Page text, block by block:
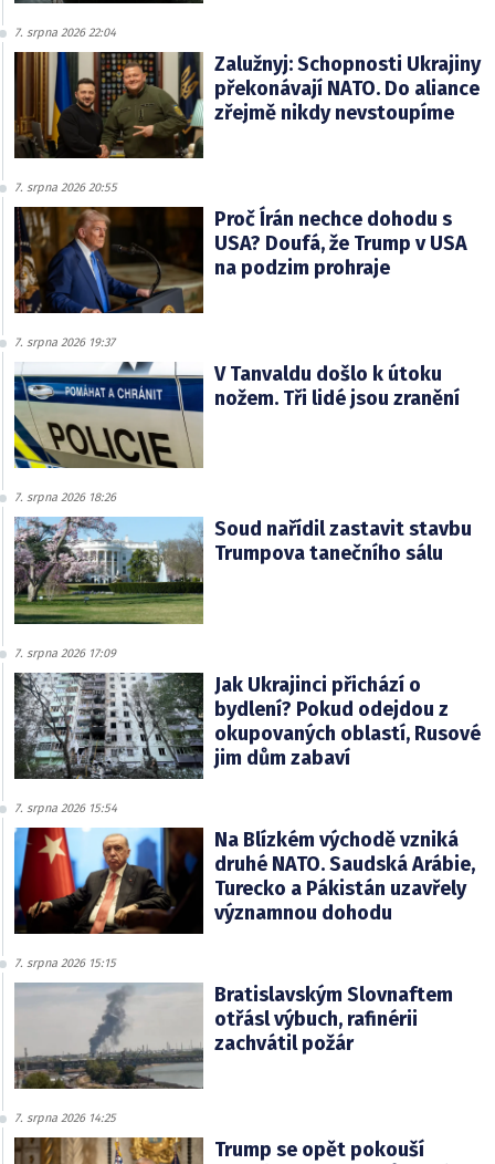
7. srpna 2026 22:04
Zalužnyj: Schopnosti Ukrajiny
překonávají NATO. Do aliance
zřejmě nikdy nevstoupíme
7. srpna 2026 20:55
Proč Írán nechce dohodu s
USA? Doufá, že Trump v USA
na podzim prohraje
7. srpna 2026 19:37
V Tanvaldu došlo k útoku
nožem. Tři lidé jsou zranění
7. srpna 2026 18:26
Soud nařídil zastavit stavbu
Trumpova tanečního sálu
7. srpna 2026 17:09
Jak Ukrajinci přichází o
bydlení? Pokud odejdou z
okupovaných oblastí, Rusové
jim dům zabaví
7. srpna 2026 15:54
Na Blízkém východě vzniká
druhé NATO. Saudská Arábie,
Turecko a Pákistán uzavřely
významnou dohodu
7. srpna 2026 15:15
Bratislavským Slovnaftem
otřásl výbuch, rafinérii
zachvátil požár
7. srpna 2026 14:25
Trump se opět pokouší